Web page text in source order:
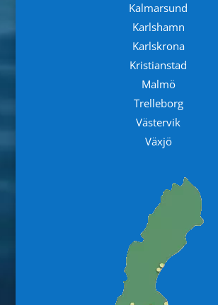
Kalmarsund
Karlshamn
Karlskrona
Kristianstad
Malmö
Trelleborg
Västervik
Växjö